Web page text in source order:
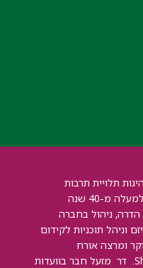
תלויית תרבות
מהאוניברסיטה של לסטר באנגליה, מוסמך מהאוניברסיטה העברית ובוגר אוניברסיטת בן-גוריון. עוסק למעלה מ-40 שנה
הדרה, ניהול בחברה
וניהל תוכניות לקידום
ומרצה אורח
באוניברסיטאות באירופה, פיתח מודלים חדשניים של ניהול תרבותי, בהם Sheikhocracy ו־Shurocracy. דר מזעל חבר בוועדות